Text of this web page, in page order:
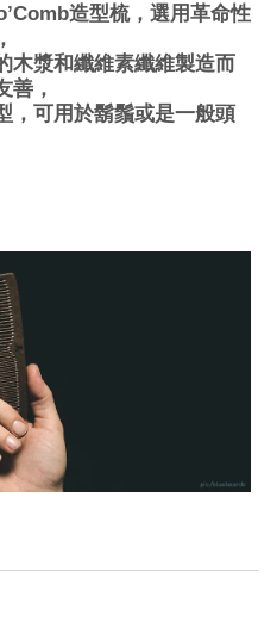
造型梳，選用革命性
木漿和纖維素纖維製造而
善，
，可用於鬍鬚或是一般頭